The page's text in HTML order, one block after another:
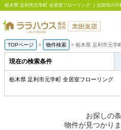
TOPページ 物件検索 栃木県 足利市元学
現在の検索条件
栃木県 足利市元学町 全居室フローリング
お探しの
物件が見つかり